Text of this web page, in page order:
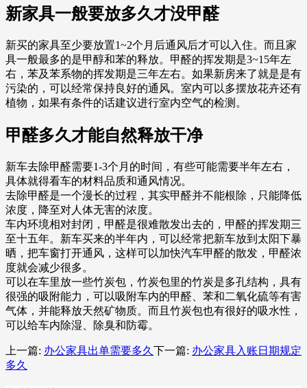
新家具一般要放多久才没甲醛
新买的家具至少要放置1~2个月后通风后才可以入住。而且家
具一般最多的是甲醇和苯的释放。甲醛的挥发期是3~15年左
右，苯及苯系物的挥发期是三年左右。如果新房来了就是是有
污染的，可以经常保持良好的通风。室内可以多摆放花卉还有
植物，如果有条件的话建议进行室内空气的检测。
甲醛多久才能自然释放干净
新车去除甲醛需要1-3个月的时间，有些可能需要半年左右，
具体就得看车的材料品质和通风情况。
去除甲醛是一个漫长的过程，其实甲醛并不能根除，只能降低
浓度，降至对人体无害的浓度。
车内环境相对封闭，甲醛是很难散发出去的，甲醛的挥发期三
至十五年。新车买来的半年内，可以经常把新车放到太阳下暴
晒，把车窗打开通风，这样可以加快汽车甲醛的散发，甲醛浓
度就会减少很多。
可以在车里放一些竹炭包，竹炭包里的竹炭是多孔结构，具有
很强的吸附能力，可以吸附车内的甲醛、苯和二氧化硫等有害
气体，并能释放天然矿物质。而且竹炭包也有很好的吸水性，
可以给车内除湿、除臭和防霉。
上一篇: 办公家具出单需要多久 下一篇: 办公家具入账日期规定
多久